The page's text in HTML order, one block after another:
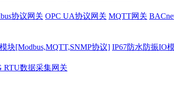
协议网关 OPC UA协议网关 MQTT网关
块[Modbus,MQTT,SNMP协议] IP67防水防振IO
RTU数据采集网关